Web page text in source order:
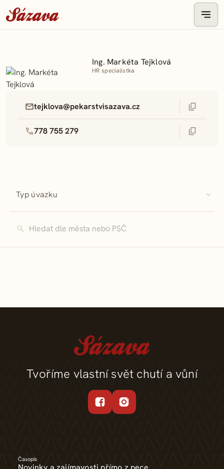
Ing. Markéta Tejklová
HR specialistka
tejklova@pekarstvisazava.cz
778 755 279
Typ úvazku
Tvoříme vlastní svět chutí a vůní
Časopis